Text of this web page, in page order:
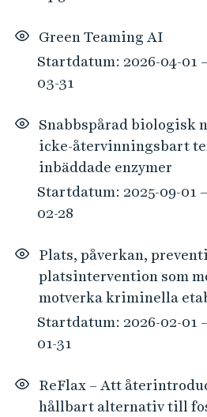
Green Teaming AI
Startdatum: 2026-04-01
03-31
Snabbspårad biologisk
icke-återvinningsbart
inbäddade enzymer
Startdatum: 2025-09-01
02-28
Plats, påverkan,
platsintervention som
motverka kriminella
Startdatum: 2026-02-01
01-31
ReFlax – Att
hållbart alternativ till